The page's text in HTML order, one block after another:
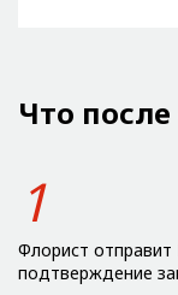
Что
1
Флорист
подтверждение